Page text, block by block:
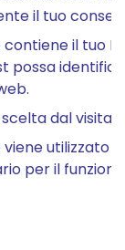
il tuo
il tuo
possa
scelta dal
utilizzato
per il